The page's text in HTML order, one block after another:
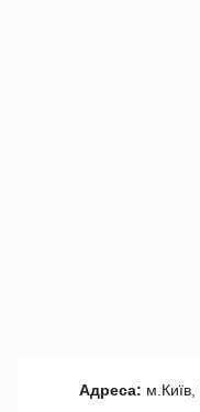
Адреса: